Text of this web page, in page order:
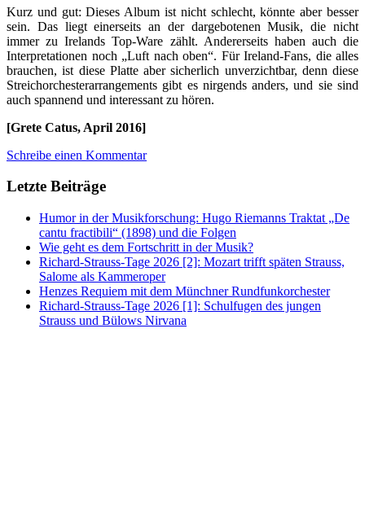
Kurz und gut: Dieses Album ist nicht schlecht, könnte aber besser
sein. Das liegt einerseits an der dargebotenen Musik, die nicht
immer zu Irelands Top-Ware zählt. Andererseits haben auch die
Interpretationen noch „Luft nach oben“. Für Ireland-Fans, die alles
brauchen, ist diese Platte aber sicherlich unverzichtbar, denn diese
Streichorchesterarrangements gibt es nirgends anders, und sie sind
auch spannend und interessant zu hören.
[Grete Catus, April 2016]
Schreibe einen Kommentar
Letzte Beiträge
Humor in der Musikforschung: Hugo Riemanns Traktat „De
cantu fractibili“ (1898) und die Folgen
Wie geht es dem Fortschritt in der Musik?
Richard-Strauss-Tage 2026 [2]: Mozart trifft späten Strauss,
Salome als Kammeroper
Henzes Requiem mit dem Münchner Rundfunkorchester
Richard-Strauss-Tage 2026 [1]: Schulfugen des jungen
Strauss und Bülows Nirvana